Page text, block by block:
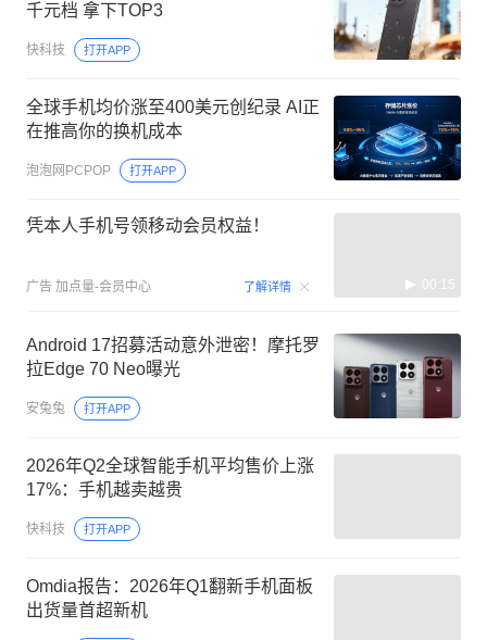
千元档 拿下TOP3
快科技 打开APP
全球手机均价涨至400美元创纪录 AI正
在推高你的换机成本
泡泡网PCPOP 打开APP
凭本人手机号领移动会员权益！
广告 加点量-会员中心 了解详情 00:15
Android 17招募活动意外泄密！摩托罗
拉Edge 70 Neo曝光
安兔兔 打开APP
2026年Q2全球智能手机平均售价上涨
17%：手机越卖越贵
快科技 打开APP
Omdia报告：2026年Q1翻新手机面板
出货量首超新机